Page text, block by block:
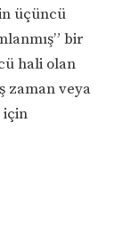
üçüncü
bir
hali olan
zaman veya
için